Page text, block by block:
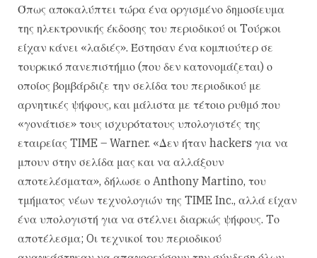
Όπως αποκαλύπτει τώρα ένα οργισμένο δημοσίευμα
της ηλεκτρονικής έκδοσης του περιοδικού οι Tούρκοι
είχαν κάνει «λαδιές». Έστησαν ένα κομπιούτερ σε
τουρκικό πανεπιστήμιο (που δεν κατονομάζεται) ο
οποίος βομβάρδιζε την σελίδα του περιοδικού με
αρνητικές ψήφους, και μάλιστα με τέτοιο ρυθμό που
«γονάτισε» τους ισχυρότατους υπολογιστές της
εταιρείας TIME – Warner. «Δεν ήταν hackers για να
μπουν στην σελίδα μας και να αλλάξουν
αποτελέσματα», δήλωσε ο Anthony Martino, του
τμήματος νέων τεχνολογιών της TIME Inc., αλλά είχαν
ένα υπολογιστή για να στέλνει διαρκώς ψήφους. Tο
αποτέλεσμα; Oι τεχνικοί του περιοδικού